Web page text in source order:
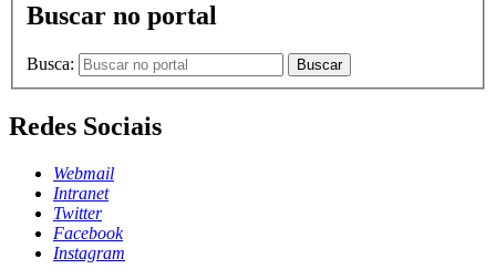
Buscar no portal
Busca: Buscar
Redes Sociais
Webmail
Intranet
Twitter
Facebook
Instagram